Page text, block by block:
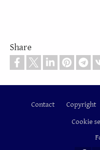
Share
Contact Copyright
Cookie